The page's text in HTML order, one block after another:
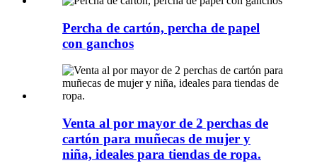
Percha de cartón, percha de papel
con ganchos
Venta al por mayor de 2 perchas de
cartón para muñecas de mujer y
niña, ideales para tiendas de ropa.